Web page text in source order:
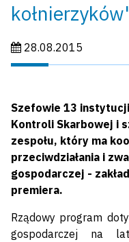
Data publikacji:
28.08.2015
Szefowie 13
Kontroli Skarbowej i
zespołu, który ma
przeciwdziałania i
gospodarczej -
premiera.
Rządowy program
gospodarczej na